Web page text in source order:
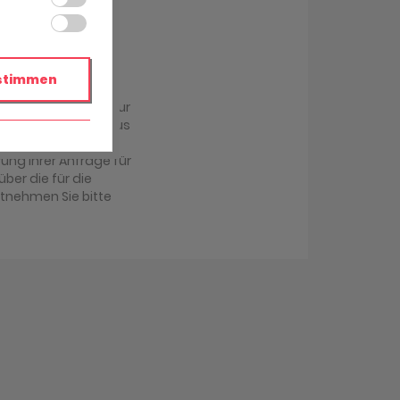
übermittelt und zur
im Haus
Ihrer
Ihrer Anfrage für
die für die
Sie bitte